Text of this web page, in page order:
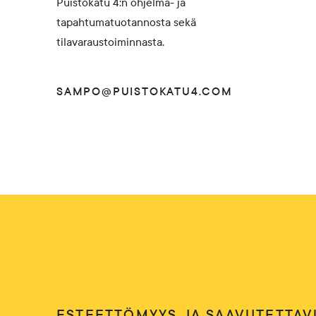
tapahtumatuotannosta sekä
tilavaraustoiminnasta.
SAMPO@PUISTOKATU4.COM